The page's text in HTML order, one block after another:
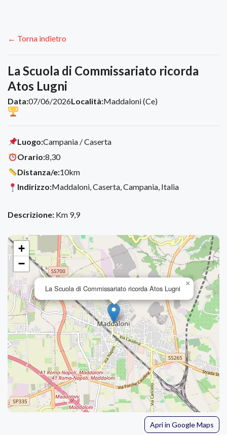
← Torna indietro
La Scuola di Commissariato ricorda
Atos Lugni
Data:07/06/2026Località:Maddaloni (Ce)
Luogo:Campania / Caserta
Orario:8,30
Distanza/e:10km
Indirizzo:Maddaloni, Caserta, Campania, Italia
Descrizione: Km 9,9
La Scuola di Commissariato ricorda Atos Lugni
×
+
−
Apri in Google Maps